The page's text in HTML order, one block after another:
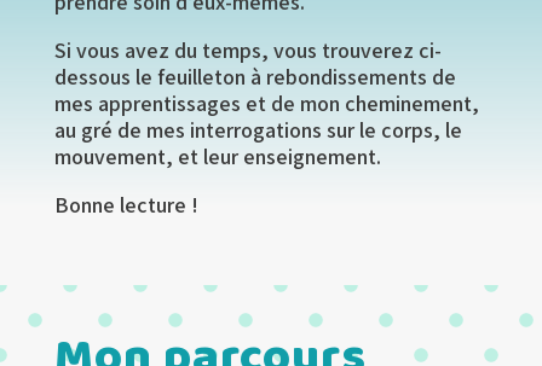
Si vous avez du temps, vous trouverez ci-
dessous le feuilleton à rebondissements de
mes apprentissages et de mon cheminement,
au gré de mes interrogations sur le corps, le
mouvement, et leur enseignement.
Bonne lecture !